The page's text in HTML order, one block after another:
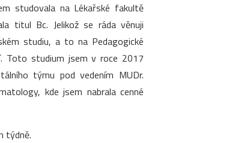
studovala na Lékařské fakultě
titul Bc. Jelikož se ráda věnuji
studiu, a to na Pedagogické
Toto studium jsem v roce 2017
týmu pod vedením MUDr.
kde jsem nabrala cenné
týdně.